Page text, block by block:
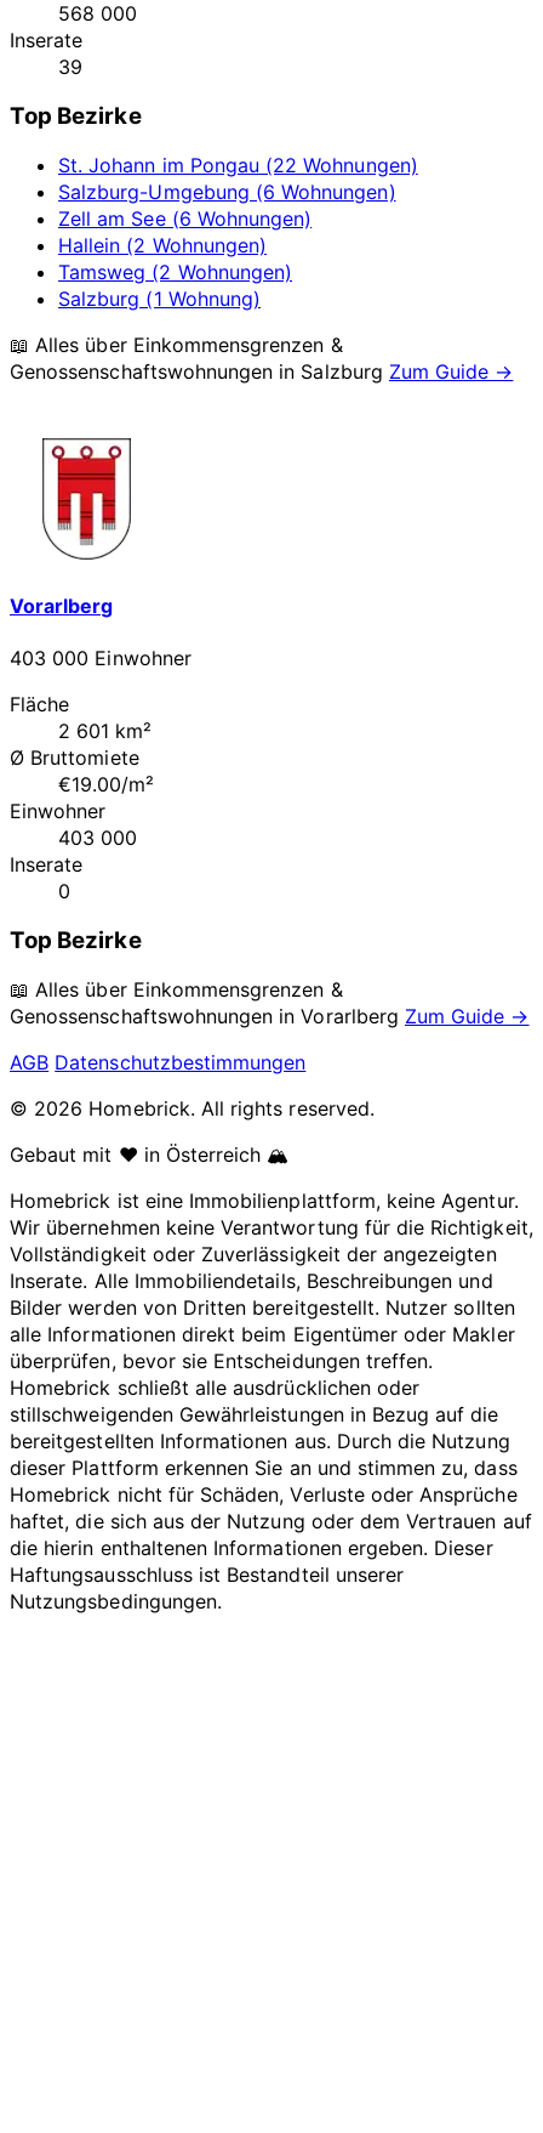
568 000
Inserate
39
Top Bezirke
St. Johann im Pongau (22 Wohnungen)
Salzburg-Umgebung (6 Wohnungen)
Zell am See (6 Wohnungen)
Hallein (2 Wohnungen)
Tamsweg (2 Wohnungen)
Salzburg (1 Wohnung)
📖 Alles über Einkommensgrenzen &
Genossenschaftswohnungen in Salzburg Zum Guide →
Vorarlberg
403 000 Einwohner
Fläche
2 601 km²
Ø Bruttomiete
€19.00/m²
Einwohner
403 000
Inserate
0
Top Bezirke
📖 Alles über Einkommensgrenzen &
Genossenschaftswohnungen inVorarlberg Zum Guide →
AGB Datenschutzbestimmungen
© 2026 Homebrick. All rights reserved.
Gebaut mit ❤️ in Österreich 🏔️
Homebrick ist eine Immobilienplattform, keine Agentur.
Wir übernehmen keine Verantwortung für die Richtigkeit,
Vollständigkeit oder Zuverlässigkeit der angezeigten
Inserate. Alle Immobiliendetails, Beschreibungen und
Bilder werden von Dritten bereitgestellt. Nutzer sollten
alle Informationen direkt beim Eigentümer oder Makler
überprüfen, bevor sie Entscheidungen treffen.
Homebrick schließt alle ausdrücklichen oder
stillschweigenden Gewährleistungen in Bezug auf die
bereitgestellten Informationen aus. Durch die Nutzung
dieser Plattform erkennen Sie an und stimmen zu, dass
Homebrick nicht für Schäden, Verluste oder Ansprüche
haftet, die sich aus der Nutzung oder dem Vertrauen auf
die hierin enthaltenen Informationen ergeben. Dieser
Haftungsausschluss ist Bestandteil unserer
Nutzungsbedingungen.